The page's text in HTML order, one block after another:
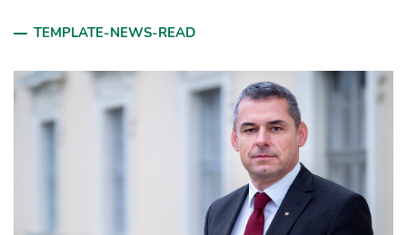
TEMPLATE-NEWS-READ